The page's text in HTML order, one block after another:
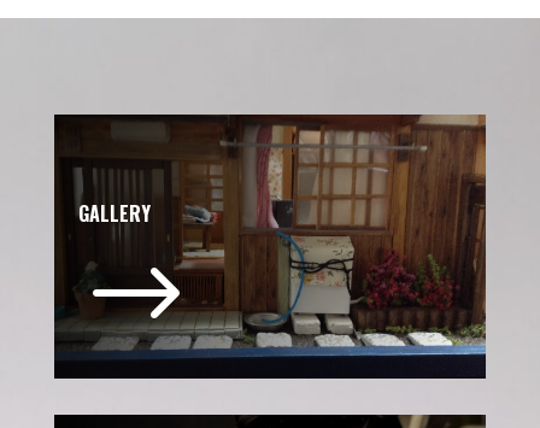
GALLERY
$